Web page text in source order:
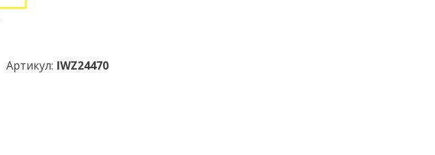
Артикул: IWZ24470